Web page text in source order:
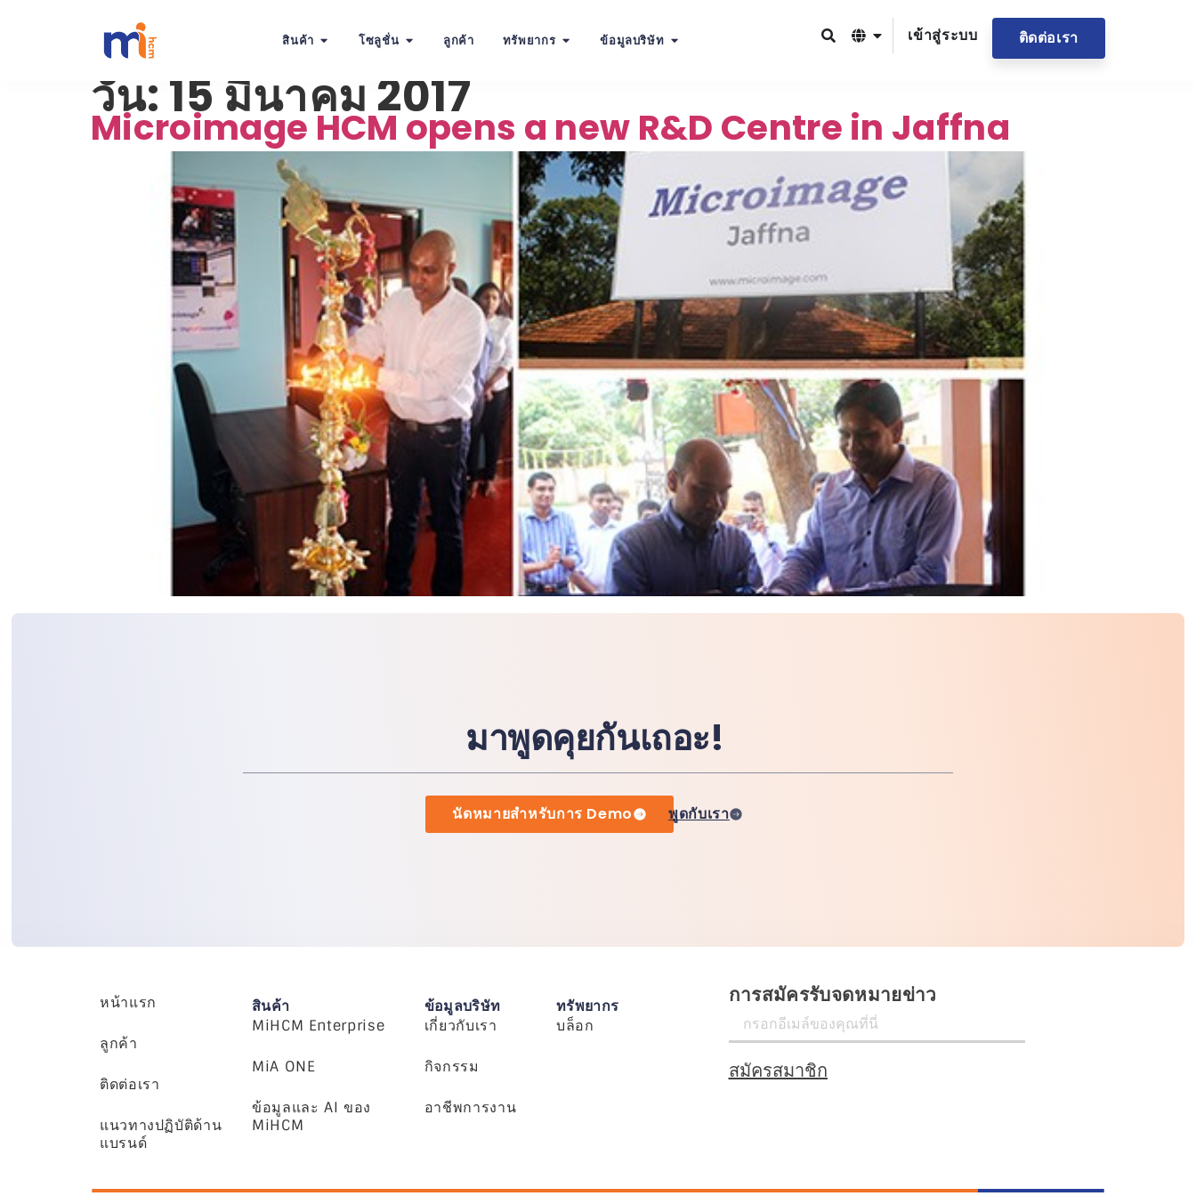
สินค้า โซลูชั่น ลูกค้า ทรัพยากร ข้อมูลบริษัท เข้าสู่ระบบ ติดต่อเรา
วัน: 15 มีนาคม 2017
Microimage HCM opens a new R&D Centre in Jaffna
มาพูดคุยกันเถอะ!
นัดหมายสำหรับการ Demo พูดกับเรา
หน้าแรก
ลูกค้า
ติดต่อเรา
แนวทางปฏิบัติด้าน
แบรนด์
สินค้า
MiHCM Enterprise
MiA ONE
ข้อมูลและ AI ของ
MiHCM
ข้อมูลบริษัท
เกี่ยวกับเรา
กิจกรรม
อาชีพการงาน
ทรัพยากร
บล็อก
การสมัครรับจดหมายข่าว
สมัครสมาชิก